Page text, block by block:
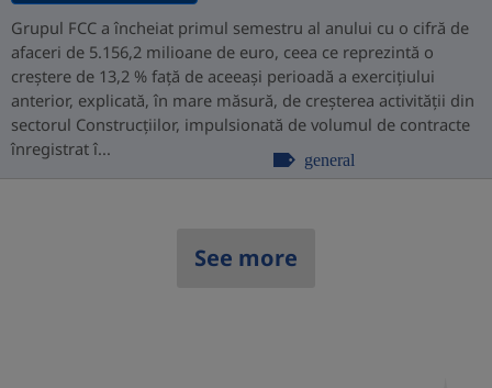
Grupul FCC a încheiat primul semestru al anului cu o cifră de
afaceri de 5.156,2 milioane de euro, ceea ce reprezintă o
creștere de 13,2 % față de aceeași perioadă a exercițiului
anterior, explicată, în mare măsură, de creșterea activității din
sectorul Construcțiilor, impulsionată de volumul de contracte
înregistrat î...
general
See more